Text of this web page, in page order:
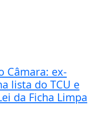
Câmara: ex-
lista do TCU e
da Ficha Limpa